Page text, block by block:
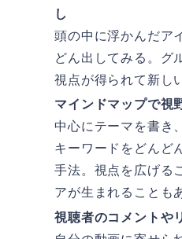
し
頭の中に浮かんだア
どん出してみる。グ
視点が得られて新し
マインドマップで視
中心にテーマを書き
キーワードをどんど
手法。視点を広げる
アが生まれることも
視聴者のコメントや